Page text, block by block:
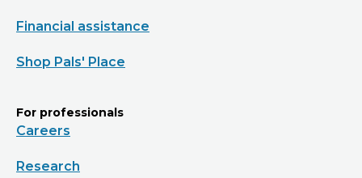
Financial assistance
Shop Pals' Place
For professionals
Careers
Research